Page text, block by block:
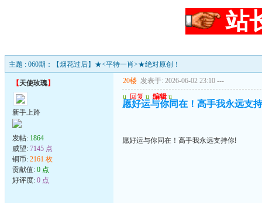
站
主题 : 060期：【烟花过后】★<平特一肖>★绝对原创！
【天使玫瑰】
新手上路
发帖: 1864
威望: 7145 点
铜币: 2161 枚
贡献值: 0 点
好评度: 0 点
20楼 发表于: 2026-06-02 23:10 ---
u 回复 u 编辑 u
愿好运与你同在！高手我永远支
愿好运与你同在！高手我永远支持你!